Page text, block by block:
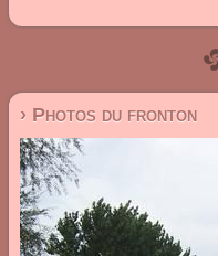
› Photos du fronton